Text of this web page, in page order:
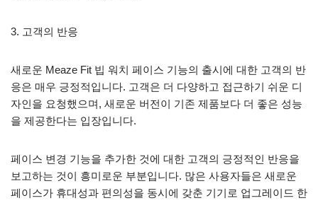
3. 고객의 반응
새로운 Meaze Fit 빕 워치 페이스 기능의 출시에 대한 고객의 반
응은 매우 긍정적입니다. 고객은 더 다양하고 접근하기 쉬운 디
자인을 요청했으며, 새로운 버전이 기존 제품보다 더 좋은 성능
을 제공한다는 입장입니다.
페이스 변경 기능을 추가한 것에 대한 고객의 긍정적인 반응을
보고하는 것이 흥미로운 부분입니다. 많은 사용자들은 새로운
페이스가 휴대성과 편의성을 동시에 갖춘 기기로 업그레이드 한